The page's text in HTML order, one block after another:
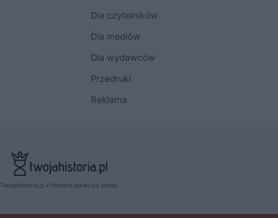
Dla czytelników
Dla mediów
Dla wydawców
Przedruki
Reklama
Twojahistoria.pl • Historia jakiej nie znasz